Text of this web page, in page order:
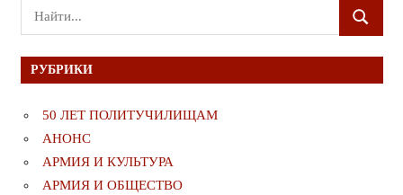
Поиск
для:
ПОИСК
РУБРИКИ
50 ЛЕТ ПОЛИТУЧИЛИЩАМ
АНОНС
АРМИЯ И КУЛЬТУРА
АРМИЯ И ОБЩЕСТВО